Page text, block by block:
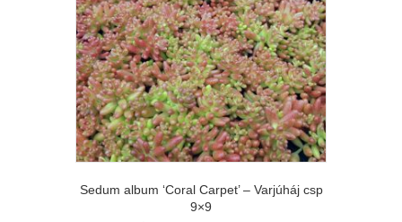
Sedum album ‘Coral Carpet’ – Varjúháj csp
9×9